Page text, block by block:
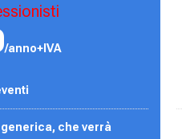
/anno+IVA
che verrà